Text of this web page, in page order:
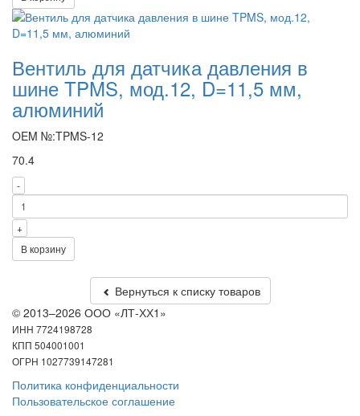
Вентиль для датчика давления в
шине TPMS, мод.12, D=11,5 мм,
алюминий
OEM №:TPMS-12
70.4
-
+
В корзину
Вернуться к списку товаров
© 2013–2026 ООО «ЛТ-ХХ1»
ИНН 7724198728
КПП 504001001
ОГРН 1027739147281
Политика конфиденциальности
Пользовательское соглашение